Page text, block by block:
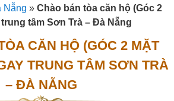
Nẵng » Chào bán tòa căn hộ (Góc 2
tâm Sơn Trà – Đà Nẵng
CĂN HỘ (GÓC 2 MẶT
TRUNG TÂM SƠN TRÀ
– ĐÀ NẴNG